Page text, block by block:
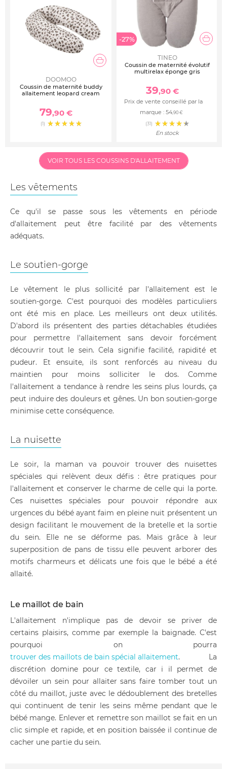
DOOMOO
Coussin de maternité buddy
allaitement leopard cream
79,90 €
(1)
-27%
TINEO
Coussin de maternité évolutif
multirelax éponge gris
39,90 €
Prix de vente conseillé par la
marque : 54,90 €
(31)
En stock
VOIR TOUS LES COUSSINS D'ALLAITEMENT
Les vêtements
Ce qu'il se passe sous les vêtements en période
d'allaitement peut être facilité par des vêtements
adéquats.
Le soutien-gorge
Le vêtement le plus sollicité par l'allaitement est le
soutien-gorge. C'est pourquoi des modèles particuliers
ont été mis en place. Les meilleurs ont deux utilités.
D'abord ils présentent des parties détachables étudiées
pour permettre l'allaitement sans devoir forcément
découvrir tout le sein. Cela signifie facilité, rapidité et
pudeur. Et ensuite, ils sont renforcés au niveau du
maintien pour moins solliciter le dos. Comme
l'allaitement a tendance à rendre les seins plus lourds, ça
peut induire des douleurs et gênes. Un bon soutien-gorge
minimise cette conséquence.
La nuisette
Le soir, la maman va pouvoir trouver des nuisettes
spéciales qui relèvent deux défis : être pratiques pour
l'allaitement et conserver le charme de celle qui la porte.
Ces nuisettes spéciales pour pouvoir répondre aux
urgences du bébé ayant faim en pleine nuit présentent un
design facilitant le mouvement de la bretelle et la sortie
du sein. Elle ne se déforme pas. Mais grâce à leur
superposition de pans de tissu elle peuvent arborer des
motifs charmeurs et délicats une fois que le bébé a été
allaité.
Le maillot de bain
L'allaitement n'implique pas de devoir se priver de
certains plaisirs, comme par exemple la baignade. C'est
pourquoi on pourra
trouver des maillots de bain spécial allaitement. La
discrétion domine pour ce textile, car i il permet de
dévoiler un sein pour allaiter sans faire tomber tout un
côté du maillot, juste avec le dédoublement des bretelles
qui continuent de tenir les seins même pendant que le
bébé mange. Enlever et remettre son maillot se fait en un
clic simple et rapide, et en position baissée il continue de
cacher une partie du sein.